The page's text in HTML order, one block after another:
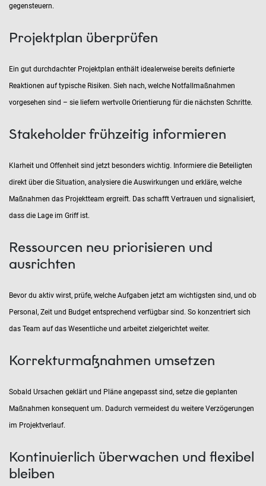
gegensteuern.
Projektplan überprüfen
Ein gut durchdachter Projektplan enthält idealerweise bereits definierte
Reaktionen auf typische Risiken. Sieh nach, welche Notfallmaßnahmen
vorgesehen sind – sie liefern wertvolle Orientierung für die nächsten Schritte.
Stakeholder frühzeitig informieren
Klarheit und Offenheit sind jetzt besonders wichtig. Informiere die Beteiligten
direkt über die Situation, analysiere die Auswirkungen und erkläre, welche
Maßnahmen das Projektteam ergreift. Das schafft Vertrauen und signalisiert,
dass die Lage im Griff ist.
Ressourcen neu priorisieren und
ausrichten
Bevor du aktiv wirst, prüfe, welche Aufgaben jetzt am wichtigsten sind, und ob
Personal, Zeit und Budget entsprechend verfügbar sind. So konzentriert sich
das Team auf das Wesentliche und arbeitet zielgerichtet weiter.
Korrekturmaßnahmen umsetzen
Sobald Ursachen geklärt und Pläne angepasst sind, setze die geplanten
Maßnahmen konsequent um. Dadurch vermeidest du weitere Verzögerungen
im Projektverlauf.
Kontinuierlich überwachen und flexibel
bleiben